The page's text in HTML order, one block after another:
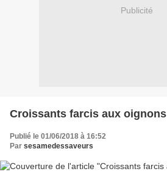
Publicité
Croissants farcis aux oignons
Publié le 01/06/2018 à 16:52
Par sesamedessaveurs